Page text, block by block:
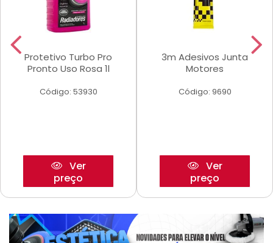
Protetivo Turbo Pro
Pronto Uso Rosa 1l
Código: 53930
Ver
preço
3m Adesivos Junta
Motores
Código: 9690
Ver
preço